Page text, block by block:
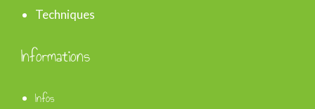
Techniques
Informations
Infos